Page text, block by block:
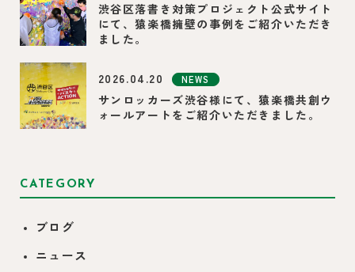
渋谷区落書き対策プロジェクト公式サイト
にて、猿楽橋擁壁の事例をご紹介いただき
ました。
2026.04.20 NEWS
サンロッカーズ渋谷様にて、猿楽橋共創ウ
ォールアートをご紹介いただきました。
CATEGORY
ブログ
ニュース